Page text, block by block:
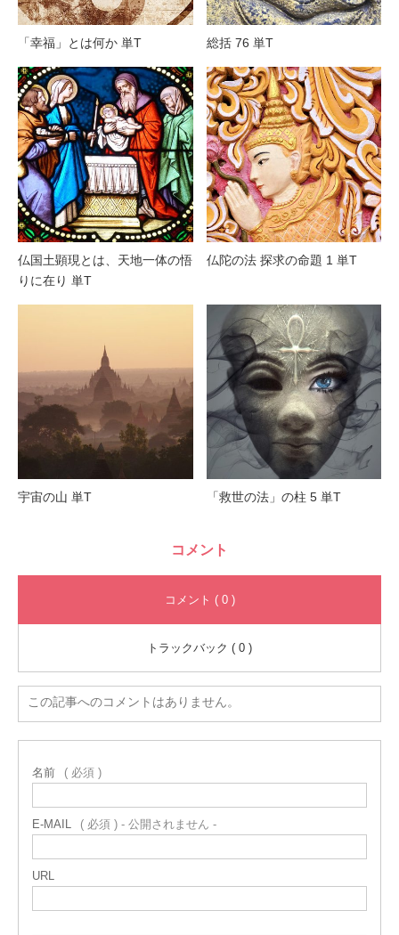
「幸福」とは何か 単T 総括 76 単T
仏国土顕現とは、天地一体の悟
りに在り 単T
仏陀の法 探求の命題 1 単T
宇宙の山 単T 「救世の法」の柱 5 単T
コメント
コメント ( 0 )
トラックバック ( 0 )
この記事へのコメントはありません。
名前 ( 必須 )
E-MAIL ( 必須 ) - 公開されません -
URL